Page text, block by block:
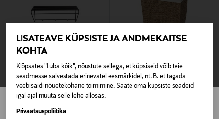
LISATEAVE KÜPSISTE JA ANDMEKAITSE
KOHTA
Klõpsates "Luba kõik", nõustute sellega, et küpsiseid võib teie
seadmesse salvestada erinevatel eesmärkidel, nt. B. et tagada
veebisaidi nõuetekohane toimimine. Saate oma küpsiste seadeid
igal ajal muuta selle lehe allosas.
Privaatsuspoliitika
CASA STOCKMANN
Seinariiul Bozzo
Original Price
49,90 €
CASA STOCKMANN
Pesukorv Beta 40 × 30 × 50 cm
Original Price
59,90 €
Stockmann pole Sinu riigis saadaval.